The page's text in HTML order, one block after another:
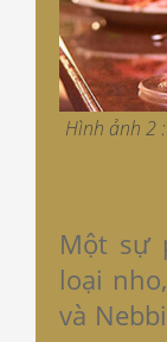
Hình ảnh 2
Một sự
loại
và